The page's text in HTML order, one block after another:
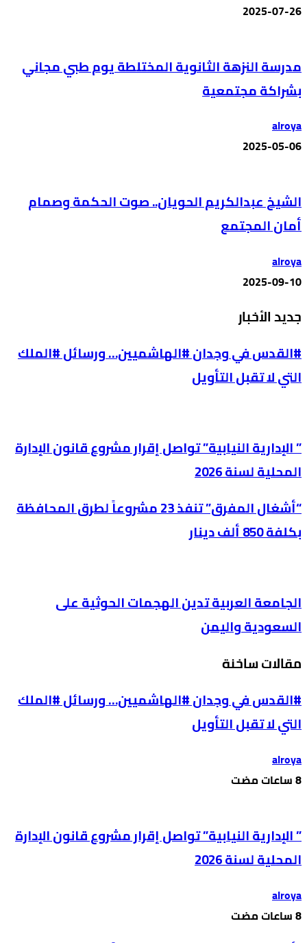
2025-07-26
مدرسة النزهة الثانوية المختلطة يوم طبي مجاني
بشراكة مجتمعية
alroya
2025-05-06
الشيخ عبدالكريم الحويان.. صوت الحكمة وصمام
أمان المجتمع
alroya
2025-09-10
جديد الأخبار
#القدس في وجدان #الهاشميين… ورسائل #الملك
التي لا تقبل التأويل
” الإدارية النيابية” تواصل إقرار مشروع قانون الإدارة
المحلية لسنة 2026
“أشغال المفرق” تنفذ 23 مشروعاً لطرق المحافظة
بكلفة 850 ألف دينار
الجامعة العربية تدين الهجمات الحوثية على
السعودية واليمن
مقالات ساخنة
#القدس في وجدان #الهاشميين… ورسائل #الملك
التي لا تقبل التأويل
alroya
” الإدارية النيابية” تواصل إقرار مشروع قانون الإدارة
المحلية لسنة 2026
alroya